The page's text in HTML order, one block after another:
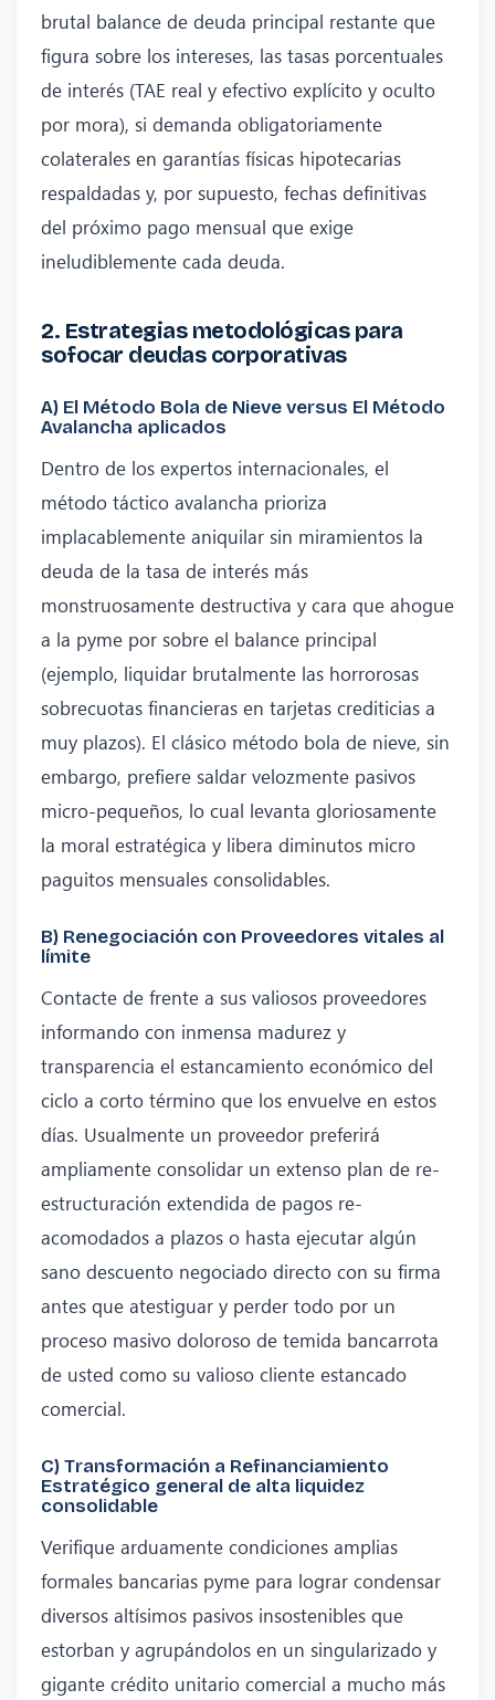
brutal balance de deuda principal restante que
figura sobre los intereses, las tasas porcentuales
de interés (TAE real y efectivo explícito y oculto
por mora), si demanda obligatoriamente
colaterales en garantías físicas hipotecarias
respaldadas y, por supuesto, fechas definitivas
del próximo pago mensual que exige
ineludiblemente cada deuda.
2. Estrategias metodológicas para
sofocar deudas corporativas
A) El Método Bola de Nieve versus El Método
Avalancha aplicados
Dentro de los expertos internacionales, el
método táctico avalancha prioriza
implacablemente aniquilar sin miramientos la
deuda de la tasa de interés más
monstruosamente destructiva y cara que ahogue
a la pyme por sobre el balance principal
(ejemplo, liquidar brutalmente las horrorosas
sobrecuotas financieras en tarjetas crediticias a
muy plazos). El clásico método bola de nieve, sin
embargo, prefiere saldar velozmente pasivos
micro-pequeños, lo cual levanta gloriosamente
la moral estratégica y libera diminutos micro
paguitos mensuales consolidables.
B) Renegociación con Proveedores vitales al
límite
Contacte de frente a sus valiosos proveedores
informando con inmensa madurez y
transparencia el estancamiento económico del
ciclo a corto término que los envuelve en estos
días. Usualmente un proveedor preferirá
ampliamente consolidar un extenso plan de re-
estructuración extendida de pagos re-
acomodados a plazos o hasta ejecutar algún
sano descuento negociado directo con su firma
antes que atestiguar y perder todo por un
proceso masivo doloroso de temida bancarrota
de usted como su valioso cliente estancado
comercial.
C) Transformación a Refinanciamiento
Estratégico general de alta liquidez
consolidable
Verifique arduamente condiciones amplias
formales bancarias pyme para lograr condensar
diversos altísimos pasivos insostenibles que
estorban y agrupándolos en un singularizado y
gigante crédito unitario comercial a mucho más